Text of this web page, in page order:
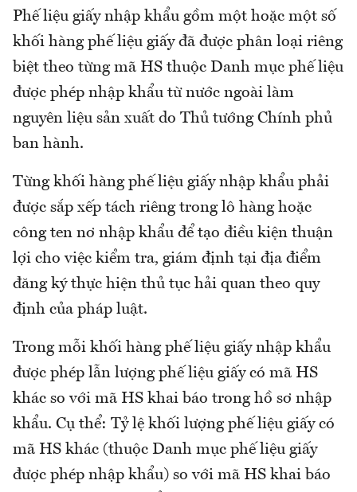
Phế liệu giấy nhập khẩu gồm một hoặc một số
khối hàng phế liệu giấy đã được phân loại riêng
biệt theo từng mã HS thuộc Danh mục phế liệu
được phép nhập khẩu từ nước ngoài làm
nguyên liệu sản xuất do Thủ tướng Chính phủ
ban hành.
Từng khối hàng phế liệu giấy nhập khẩu phải
được sắp xếp tách riêng trong lô hàng hoặc
công ten nơ nhập khẩu để tạo điều kiện thuận
lợi cho việc kiểm tra, giám định tại địa điểm
đăng ký thực hiện thủ tục hải quan theo quy
định của pháp luật.
Trong mỗi khối hàng phế liệu giấy nhập khẩu
được phép lẫn lượng phế liệu giấy có mã HS
khác so với mã HS khai báo trong hồ sơ nhập
khẩu. Cụ thể: Tỷ lệ khối lượng phế liệu giấy có
mã HS khác (thuộc Danh mục phế liệu giấy
được phép nhập khẩu) so với mã HS khai báo